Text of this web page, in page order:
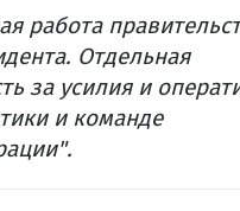
работа
Отдельная
за усилия и
и команде